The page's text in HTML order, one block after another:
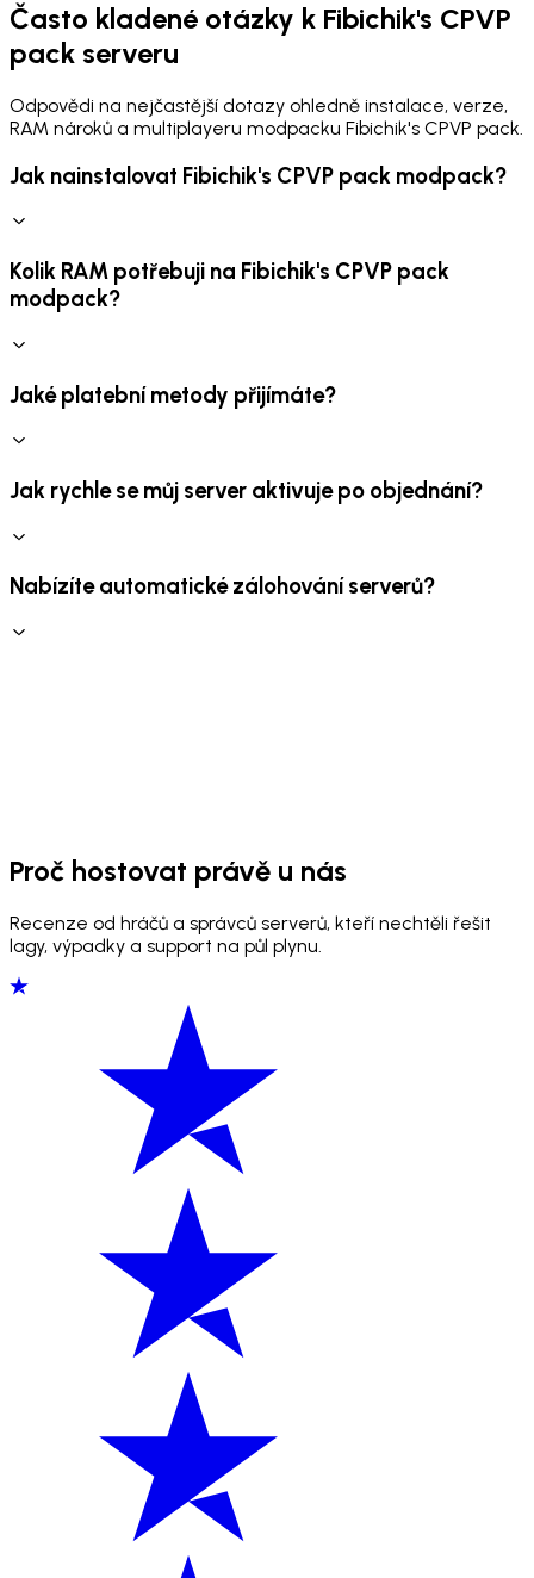
Často kladené otázky k Fibichik's CPVP
pack serveru
Odpovědi na nejčastější dotazy ohledně instalace, verze,
RAM nároků a multiplayeru modpacku Fibichik's CPVP pack.
Jak nainstalovat Fibichik's CPVP pack modpack?
Kolik RAM potřebuji na Fibichik's CPVP pack
modpack?
Jaké platební metody přijímáte?
Jak rychle se můj server aktivuje po objednání?
Nabízíte automatické zálohování serverů?
Proč hostovat právě u nás
Recenze od hráčů a správců serverů, kteří nechtěli řešit
lagy, výpadky a support na půl plynu.